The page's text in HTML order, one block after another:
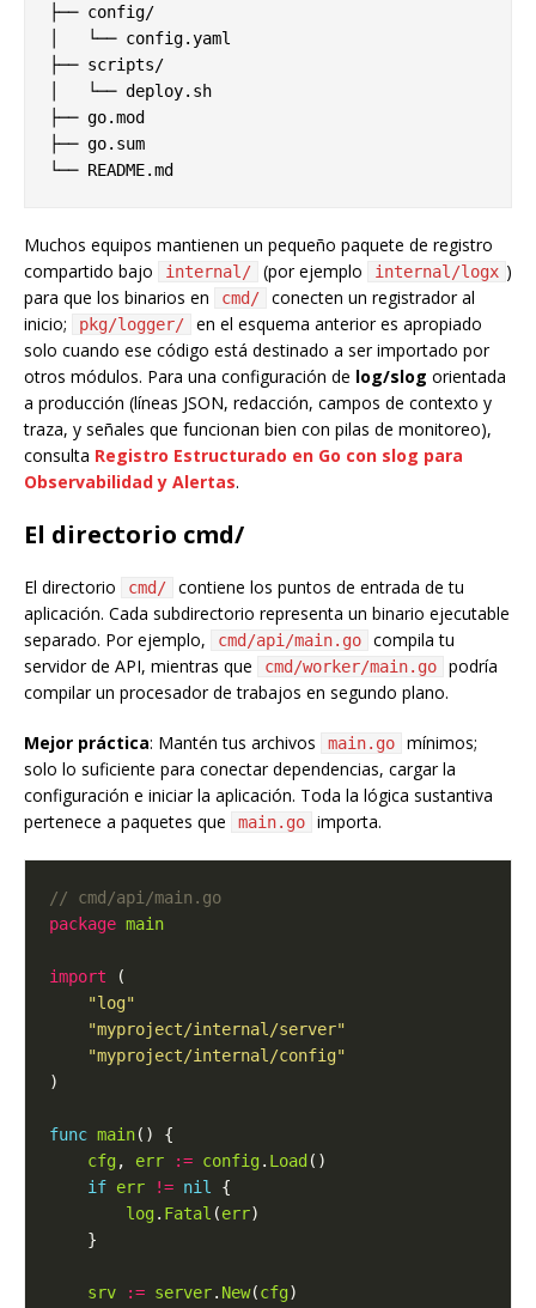
├── config/
│   └── config.yaml
├── scripts/
│   └── deploy.sh
├── go.mod
├── go.sum
Muchos equipos mantienen un pequeño paquete de registro
compartido bajo
internal/ (por ejemplo internal/logx )
para que los binarios en
cmd/
conecten un registrador al
inicio;
pkg/logger/
en el esquema anterior es apropiado
solo cuando ese código está destinado a ser importado por
otros módulos. Para una configuración de log/slog orientada
a producción (líneas JSON, redacción, campos de contexto y
traza, y señales que funcionan bien con pilas de monitoreo),
consulta Registro Estructurado en Go con slog para
Observabilidad y Alertas.
El directorio cmd/
El directorio cmd/
contiene los puntos de entrada de tu
aplicación. Cada subdirectorio representa un binario ejecutable
separado. Por ejemplo,
cmd/api/main.go
compila tu
servidor de API, mientras que
cmd/worker/main.go
podría
compilar un procesador de trabajos en segundo plano.
Mejor práctica: Mantén tus archivos main.go
mínimos;
solo lo suficiente para conectar dependencias, cargar la
configuración e iniciar la aplicación. Toda la lógica sustantiva
pertenece a paquetes que
main.go importa.
package main
import
"log"
"myproject/internal/server"
"myproject/internal/config"
func main
cfg, err := config. Load
if err != nil
log. Fatal (err
srv := server. New(cfg